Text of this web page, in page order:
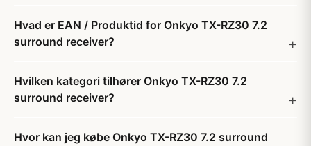
Hvad er EAN / Produktid for Onkyo TX-RZ30 7.2
surround receiver?
Hvilken kategori tilhører Onkyo TX-RZ30 7.2
surround receiver?
Hvor kan jeg købe Onkyo TX-RZ30 7.2 surround